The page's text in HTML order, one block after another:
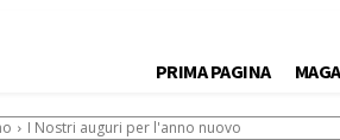
PRIMA PAGINA
I Nostri auguri per l'anno nuovo